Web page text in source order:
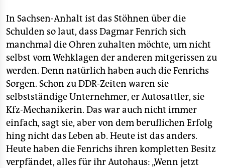
In Sachsen-Anhalt ist das Stöhnen über die
Schulden so laut, dass Dagmar Fenrich sich
manchmal die Ohren zuhalten möchte, um nicht
selbst vom Wehklagen der anderen mitgerissen zu
werden. Denn natürlich haben auch die Fenrichs
Sorgen. Schon zu DDR-Zeiten waren sie
selbstständige Unternehmer, er Autosattler, sie
Kfz-Mechanikerin. Das war auch nicht immer
einfach, sagt sie, aber von dem beruflichen Erfolg
hing nicht das Leben ab. Heute ist das anders.
Heute haben die Fenrichs ihren kompletten Besitz
verpfändet, alles für ihr Autohaus: „Wenn jetzt